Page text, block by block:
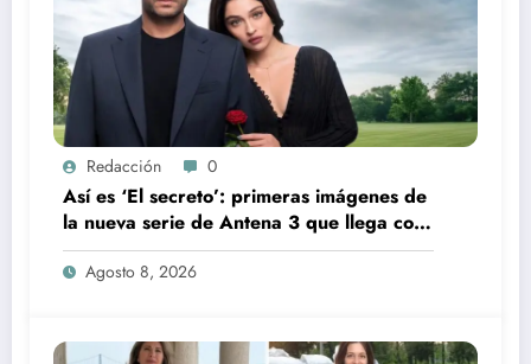
Redacción 0
Así es ‘El secreto’: primeras imágenes de
la nueva serie de Antena 3 que llega con
una verdad brutal
Agosto 8, 2026